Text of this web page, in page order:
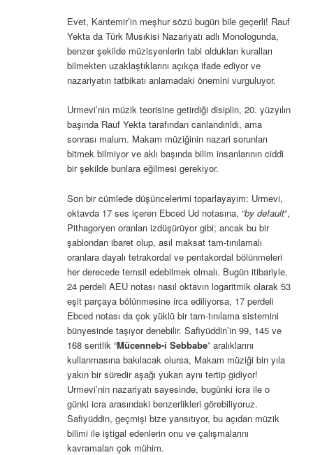
Evet, Kantemir’in meşhur sözü bugün bile geçerli! Rauf
Yekta da Türk Musıkisi Nazariyatı adlı Monologunda,
benzer şekilde müzisyenlerin tabi oldukları kuralları
bilmekten uzaklaştıklarını açıkça ifade ediyor ve
nazariyatın tatbikatı anlamadaki önemini vurguluyor.
Urmevi’nin müzik teorisine getirdiği disiplin, 20. yüzyılın
başında Rauf Yekta tarafından canlandırıldı, ama
sonrası malum. Makam müziğinin nazari sorunları
bitmek bilmiyor ve aklı başında bilim insanlarının ciddi
bir şekilde bunlara eğilmesi gerekiyor.
Son bir cümlede düşüncelerimi toparlayayım: Urmevi,
oktavda 17 ses içeren Ebced Ud notasına, “by default“,
Pithagoryen oranları izdüşürüyor gibi; ancak bu bir
şablondan ibaret olup, asıl maksat tam-tınılamalı
oranlara dayalı tetrakordal ve pentakordal bölünmeleri
her derecede temsil edebilmek olmalı. Bugün itibariyle,
24 perdeli AEU notası nasıl oktavın logaritmik olarak 53
eşit parçaya bölünmesine irca ediliyorsa, 17 perdeli
Ebced notası da çok yüklü bir tam-tınılama sistemini
bünyesinde taşıyor denebilir. Safiyüddin’in 99, 145 ve
168 sentlik “Mücenneb-i Sebbabe” aralıklarını
kullanmasına bakılacak olursa, Makam müziği bin yıla
yakın bir süredir aşağı yukarı aynı tertip gidiyor!
Urmevi’nin nazariyatı sayesinde, bugünki icra ile o
günki icra arasındaki benzerlikleri görebiliyoruz.
Safiyüddin, geçmişi bize yansıtıyor, bu açıdan müzik
bilimi ile iştigal edenlerin onu ve çalışmalarını
kavramaları çok mühim.